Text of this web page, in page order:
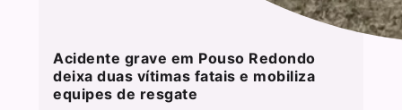
Acidente grave em Pouso Redondo
deixa duas vítimas fatais e mobiliza
equipes de resgate